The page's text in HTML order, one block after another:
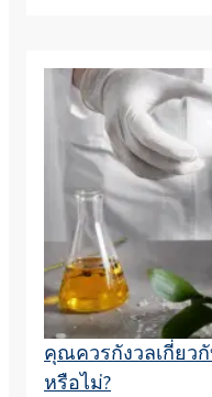
คุณควรกังวลเกี่ยว
หรือไม่?